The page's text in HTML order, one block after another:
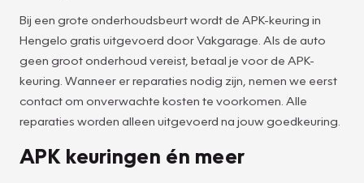
Bij een grote onderhoudsbeurt wordt de APK-keuring in
Hengelo gratis uitgevoerd door Vakgarage. Als de auto
geen groot onderhoud vereist, betaal je voor de APK-
keuring. Wanneer er reparaties nodig zijn, nemen we eerst
contact om onverwachte kosten te voorkomen. Alle
reparaties worden alleen uitgevoerd na jouw goedkeuring.
APK keuringen én meer